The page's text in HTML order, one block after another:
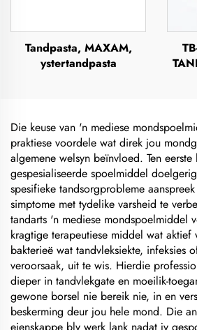
Tandpasta, MAXAM,
ystertandpasta
Die keuse van 'n mediese
praktiese voordele wat direk jou
algemene welsyn beïnvloed. Ten
gespesialiseerde spoelmiddel
spesifieke tandsorgprobleme
simptome met tydelike varsheid te
tandarts 'n mediese mondspoelmiddel
kragtige terapeutiese middel wat aktief
bakterieë wat tandvleksiekte, infeksies
veroorsaak, uit te wis. Hierdie
dieper in tandvlekgate en moeilik-
gewone borsel nie bereik nie, in en
beskerming deur jou hele mond. Die